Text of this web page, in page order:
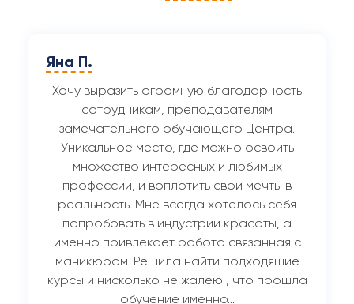
Яна П.
Хочу выразить огромную благодарность
сотрудникам, преподавателям
замечательного обучающего Центра.
Уникальное место, где можно освоить
множество интересных и любимых
профессий, и воплотить свои мечты в
реальность. Мне всегда хотелось себя
попробовать в индустрии красоты, а
именно привлекает работа связанная с
маникюром. Решила найти подходящие
курсы и нисколько не жалею , что прошла
обучение именно…